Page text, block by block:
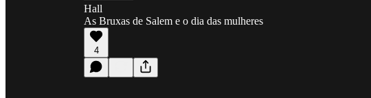
Hall
As Bruxas de Salem e o dia das mulheres
4